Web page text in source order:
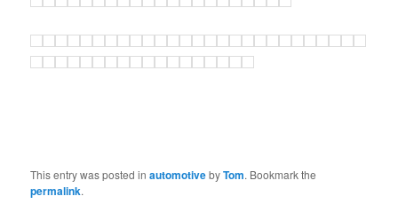
This entry was posted inautomotivebyTom. Bookmark the
permalink.